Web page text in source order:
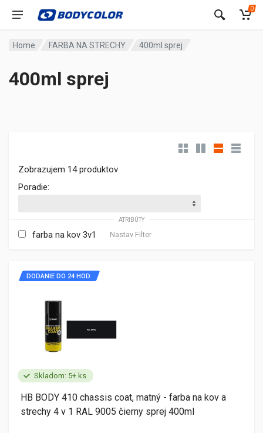
0
Home FARBA NA STRECHY 400ml sprej
400ml sprej
Zobrazujem 14 produktov
Poradie:
ATRIBÚTY
farba na kov 3v1 Nastav Filter
Skladom: 5+ ks
DODANIE DO 24 HOD.
HB BODY 410 chassis coat, matný - farba na kov a
strechy 4 v 1 RAL 9005 čierny sprej 400ml